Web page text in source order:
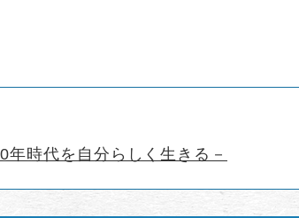
時代を自分らしく生きる－